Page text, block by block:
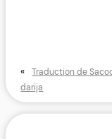
«
Traduction de
darija